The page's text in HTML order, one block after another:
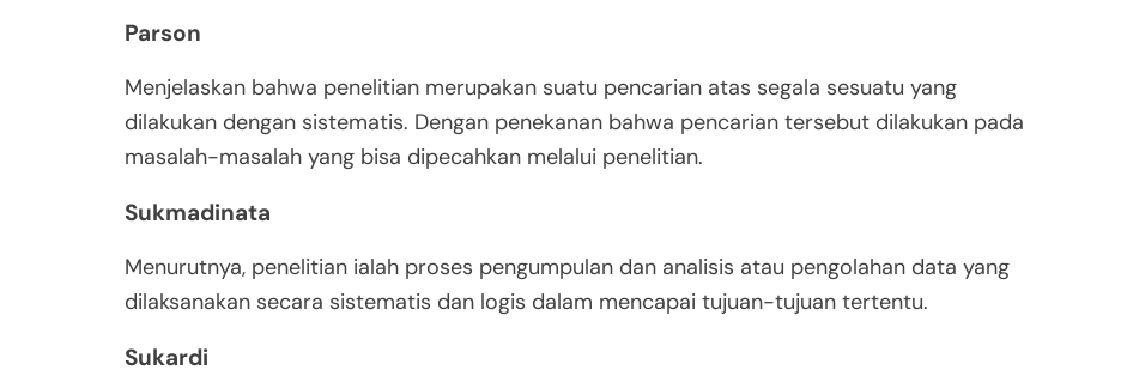
Parson
Menjelaskan bahwa penelitian merupakan suatu pencarian atas segala sesuatu yang
dilakukan dengan sistematis. Dengan penekanan bahwa pencarian tersebut dilakukan pada
masalah-masalah yang bisa dipecahkan melalui penelitian.
Sukmadinata
Menurutnya, penelitian ialah proses pengumpulan dan analisis atau pengolahan data yang
dilaksanakan secara sistematis dan logis dalam mencapai tujuan-tujuan tertentu.
Sukardi